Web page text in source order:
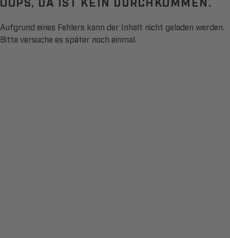
Aufgrund eines Fehlers kann der Inhalt nicht geladen werden.
Bitte versuche es später noch einmal.